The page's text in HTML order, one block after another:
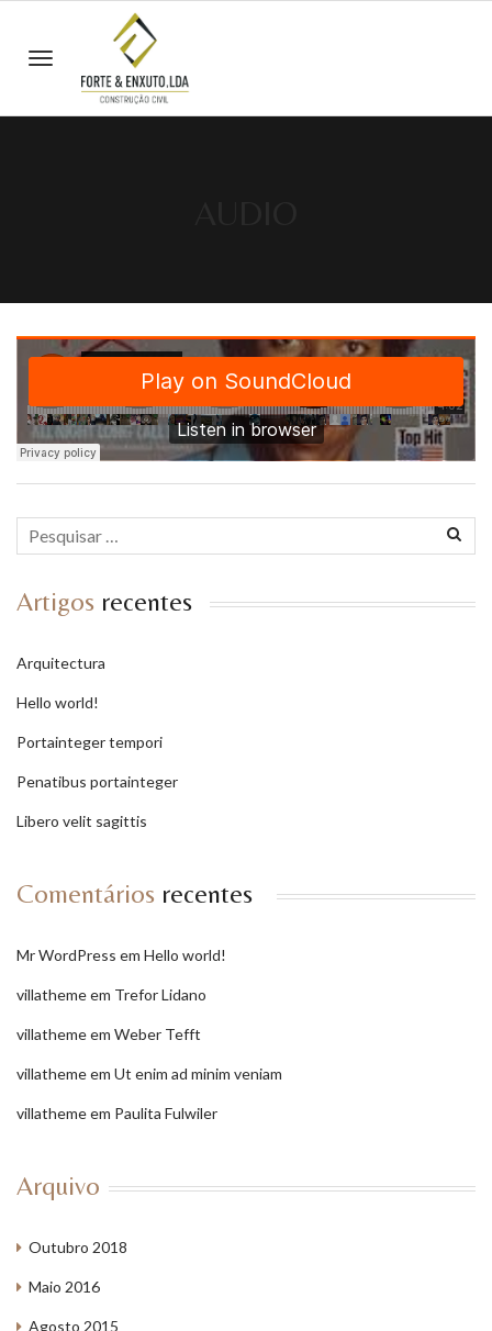
Artigos recentes
Arquitectura
Hello world!
Portainteger tempori
Penatibus portainteger
Libero velit sagittis
Comentários recentes
Mr WordPress em Hello world!
villathemeem Trefor Lidano
villathemeem Weber Tefft
villathemeem Ut enim ad minim veniam
villathemeem Paulita Fulwiler
Arquivo
Outubro 2018
Maio 2016
Agosto 2015